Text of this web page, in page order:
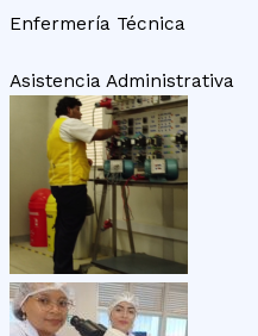
Enfermería Técnica
Asistencia Administrativa